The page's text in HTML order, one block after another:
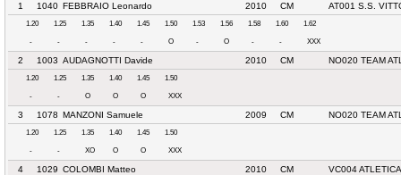
1 1040 FEBBRAIO Leonardo 2010 CM AT001 S.S.
1.20 1.25 1.35 1.40 1.45 1.50 1.53 1.56 1.58 1.60 1.62
- - - - - O - O - - XXX
2 1003 AUDAGNOTTI Davide 2010 CM NO020 TEAM
1.20 1.25 1.35 1.40 1.45 1.50
- - O O O XXX
3 1078 MANZONI Samuele 2009 CM NO020 TEAM
1.20 1.25 1.35 1.40 1.45 1.50
- - XO O O XXX
4 1029 COLOMBI Matteo 2010 CM VC004